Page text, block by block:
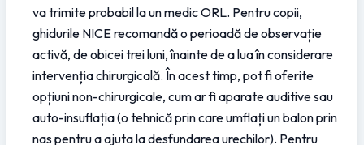
va trimite probabil la un medic ORL. Pentru copii,
ghidurile NICE recomandă o perioadă de observație
activă, de obicei trei luni, înainte de a lua în considerare
intervenția chirurgicală. În acest timp, pot fi oferite
opțiuni non-chirurgicale, cum ar fi aparate auditive sau
auto-insuflația (o tehnică prin care umflați un balon prin
nas pentru a ajuta la desfundarea urechilor). Pentru